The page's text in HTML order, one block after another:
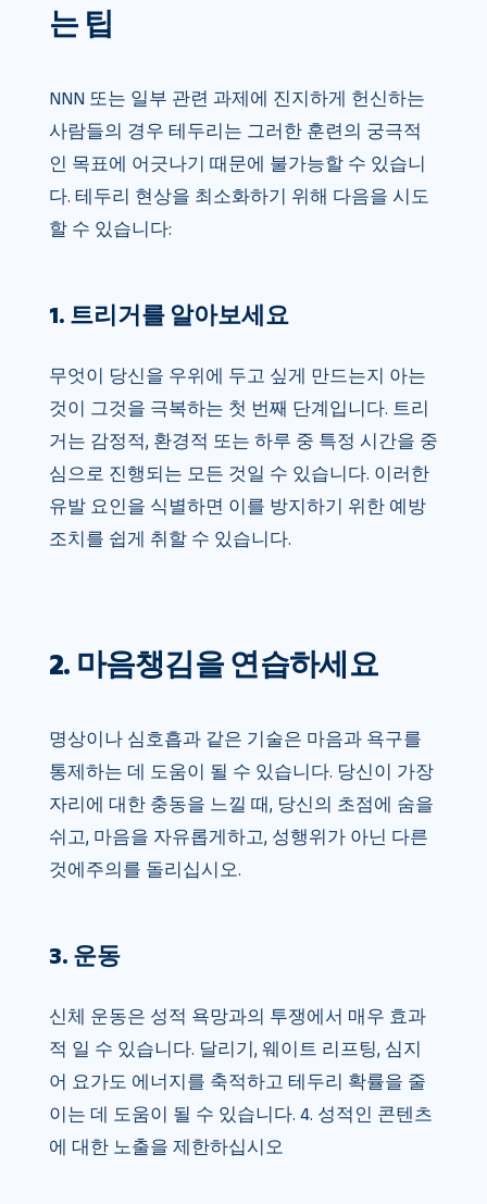
는 팁
NNN 또는 일부 관련 과제에 진지하게 헌신하는
사람들의 경우 테두리는 그러한 훈련의 궁극적
인 목표에 어긋나기 때문에 불가능할 수 있습니
다. 테두리 현상을 최소화하기 위해 다음을 시도
할 수 있습니다:
1. 트리거를 알아보세요
무엇이 당신을 우위에 두고 싶게 만드는지 아는
것이 그것을 극복하는 첫 번째 단계입니다. 트리
거는 감정적, 환경적 또는 하루 중 특정 시간을 중
심으로 진행되는 모든 것일 수 있습니다. 이러한
유발 요인을 식별하면 이를 방지하기 위한 예방
조치를 쉽게 취할 수 있습니다.
2. 마음챙김을 연습하세요
명상이나 심호흡과 같은 기술은 마음과 욕구를
통제하는 데 도움이 될 수 있습니다. 당신이 가장
자리에 대한 충동을 느낄 때, 당신의 초점에 숨을
쉬고, 마음을 자유롭게하고, 성행위가 아닌 다른
것에주의를 돌리십시오.
3. 운동
신체 운동은 성적 욕망과의 투쟁에서 매우 효과
적 일 수 있습니다. 달리기, 웨이트 리프팅, 심지
어 요가도 에너지를 축적하고 테두리 확률을 줄
이는 데 도움이 될 수 있습니다. 4. 성적인 콘텐츠
에 대한 노출을 제한하십시오